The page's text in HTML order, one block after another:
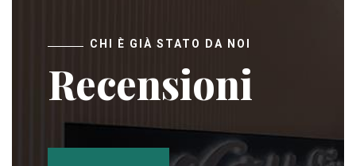
CHI È GIÀ STATO DA NOI
Recensioni